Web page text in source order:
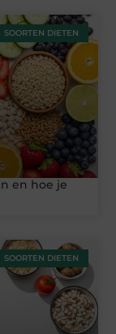
SOORTEN DIETEN
en hoe je
SOORTEN DIETEN